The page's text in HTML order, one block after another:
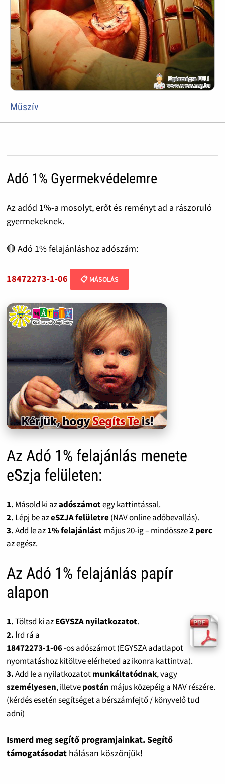
Műszív
Adó 1% Gyermekvédelemre
Az adód 1%-a mosolyt, erőt és reményt ad a rászoruló
gyermekeknek.
🔴 Adó 1% felajánláshoz adószám:
18472273-1-06 📋 MÁSOLÁS
Az Adó 1% felajánlás menete
eSzja felületen:
1. Másold ki azadószámotegy kattintással.
2. Lépj be azeSZJA felületre(NAV online adóbevallás).
3.Add le az1% felajánlástmájus 20-ig – mindössze2 perc
az egész.
Az Adó 1% felajánlás papír
alapon
1.Töltsd ki azEGYSZA nyilatkozatot.
2. Írd rá a
18472273-1-06-os adószámot (EGYSZA adatlapot
nyomtatáshoz kitöltve elérheted az ikonra kattintva).
3.Add le a nyilatkozatotmunkáltatódnak, vagy
személyesen, illetvepostán május közepéig a NAV részére.
(kérdés esetén segítséget a bérszámfejtő / könyvelő tud
adni)
Ismerd meg segítő programjainkat. Segítő
támogatásodat hálásan köszönjük!